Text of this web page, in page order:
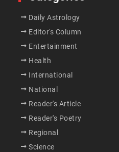
Daily Astrology
Editor's Column
Entertainment
Health
International
National
Reader's Article
Reader's Poetry
Regional
Science